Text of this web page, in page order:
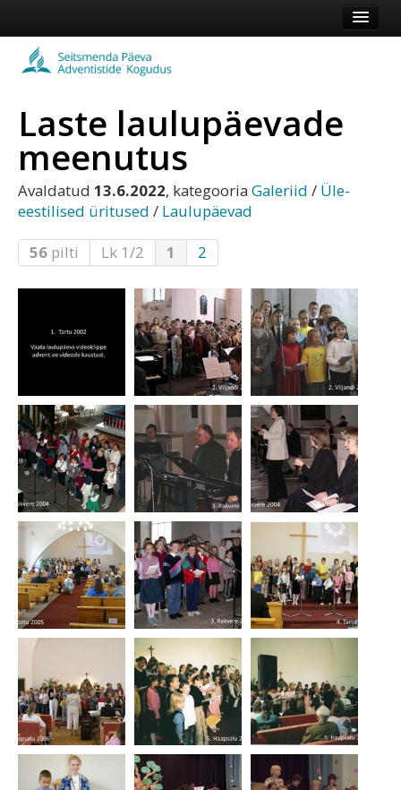
Koduleht
Vaata veel
Logi sisse või registreeru
Laste laulupäevade
meenutus
Avaldatud 13.6.2022, kategooria Galeriid / Üle-
eestilised üritused / Laulupäevad
56 pilti Lk 1/2 1 2